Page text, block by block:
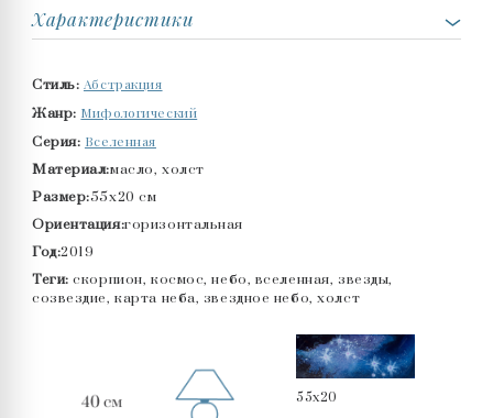
Характеристики
Стиль: Абстракция
Жанр: Мифологический
Серия: Вселенная
Материал:масло, холст
Размер:55x20 см
Ориентация:горизонтальная
Год:2019
Теги: скорпион, космос, небо, вселенная, звезды,
созвездие, карта неба, звездное небо, холст
55x20